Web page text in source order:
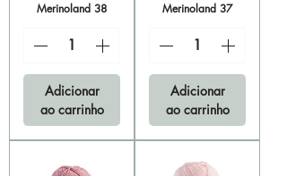
Merinoland 38
Adicionar
ao carrinho
Merinoland 37
Adicionar
ao carrinho